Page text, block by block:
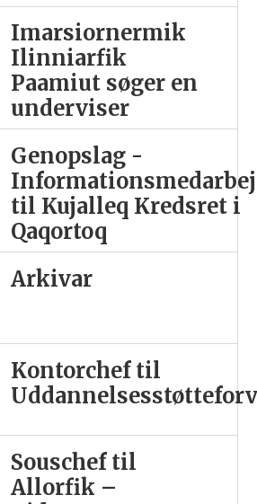
Imarsiornermik
Ilinniarfik
Paamiut søger en
underviser
Genopslag -
til Kujalleq Kredsret i
Qaqortoq
Arkivar
Kontorchef til
Souschef til
Allorfik –